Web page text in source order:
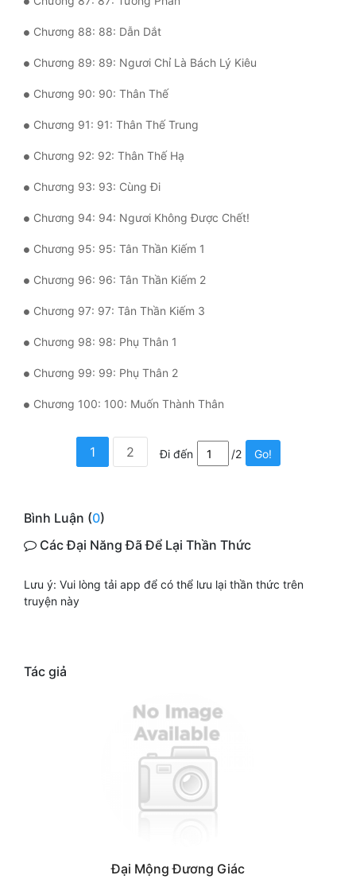
Chương 88: 88: Dẫn Dắt
Chương 89: 89: Ngươi Chỉ Là Bách Lý Kiêu
Chương 90: 90: Thân Thế
Chương 91: 91: Thân Thế Trung
Chương 92: 92: Thân Thế Hạ
Chương 93: 93: Cùng Đi
Chương 94: 94: Ngươi Không Được Chết!
Chương 95: 95: Tân Thần Kiếm 1
Chương 96: 96: Tân Thần Kiếm 2
Chương 97: 97: Tân Thần Kiếm 3
Chương 98: 98: Phụ Thân 1
Chương 99: 99: Phụ Thân 2
Chương 100: 100: Muốn Thành Thân
1 2 Đi đến /2 Go!
Bình Luận (0)
Các Đại Năng Đã Để Lại Thần Thức
Lưu ý: Vui lòng tải app để có thể lưu lại thần thức trên
truyện này
Tác giả
Đại Mộng Đương Giác